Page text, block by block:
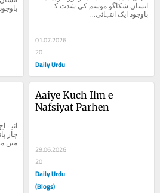
باوجود ایک انتہائی...
01.07.2026
20
Daily Urdu
میں
Aaiye Kuch Ilm e
Nafsiyat Parhen
29.06.2026
20
Daily Urdu
(Blogs)